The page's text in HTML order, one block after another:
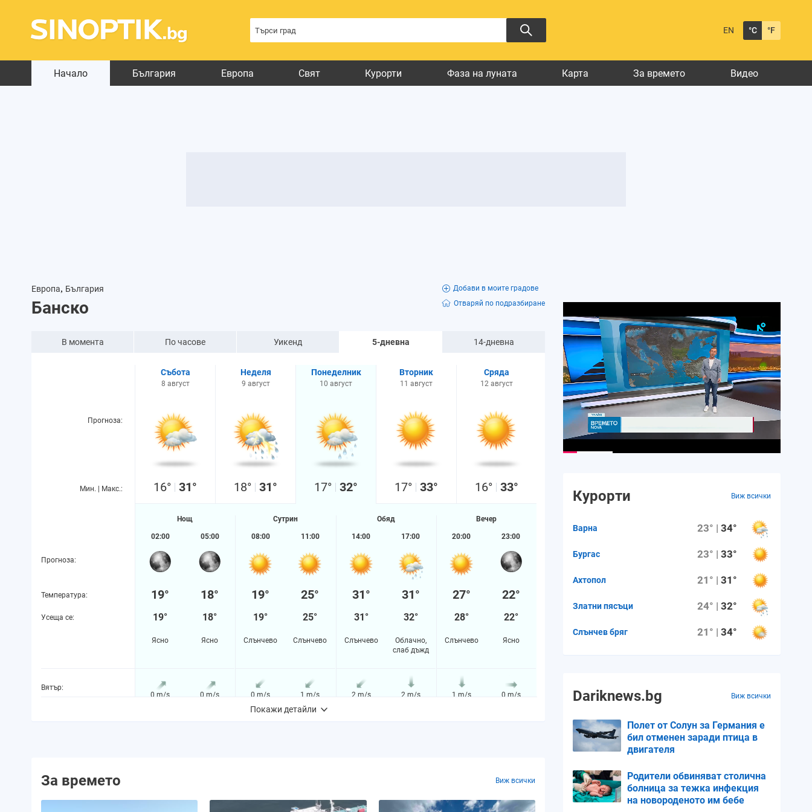
EN °C °F
Начало България Европа Свят Курорти Фаза на луната Карта За времето Видео
Европа, България
Банско
Добави в моите градове
Отваряй по подразбиране
В момента По часове Уикенд 5-дневна 14-дневна
Прогноза:
Мин. | Макс.:
Прогноза:
Температура:
Усеща се:
Вятър:
Вероятност за буря:
Събота
8 август
16° 31°
Неделя
9 август
18° 31°
Понеделник
10 август
17° 32°
Вторник
11 август
17° 33°
Сряда
12 август
16° 33°
Нощ
02:00
19°
19°
Ясно
0 m/s
0%
05:00
18°
18°
Ясно
0 m/s
0%
Сутрин
08:00
19°
19°
Слънчево
0 m/s
0%
11:00
25°
25°
Слънчево
1 m/s
0%
Обяд
14:00
31°
31°
Слънчево
2 m/s
0%
17:00
31°
32°
Облачно,
слаб дъжд
2 m/s
0%
Вечер
20:00
27°
28°
Слънчево
1 m/s
0%
23:00
22°
22°
Ясно
0 m/s
0%
Покажи детайли
За времето Виж всички
Курорти Виж всички
Варна 23° |34°
Бургас 23° |33°
Ахтопол 21° |31°
Златни пясъци 24° |32°
Слънчев бряг 21° |34°
Dariknews.bg Виж всички
Полет от Солун за Германия е
бил отменен заради птица в
двигателя
Родители обвиняват столична
болница за тежка инфекция
на новороденото им бебе